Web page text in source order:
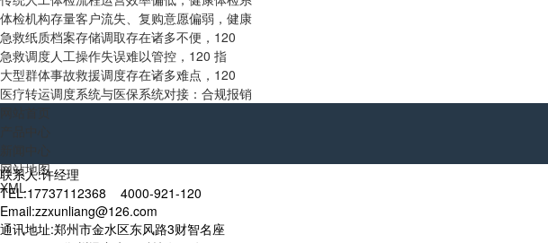
体检机构存量客户流失、复购意愿偏弱，健康
急救纸质档案存储调取存在诸多不便，120
急救调度人工操作失误难以管控，120 指
大型群体事故救援调度存在诸多难点，120
医疗转运调度系统与医保系统对接：合规报销
网站地图
XML
联系人:许经理
TEL:17737112368 4000-921-120
Email:zzxunliang@126.com
通讯地址:郑州市金水区东风路3财智名座